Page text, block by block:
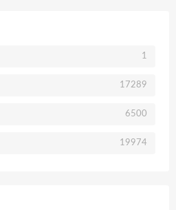
1
17289
6500
19974